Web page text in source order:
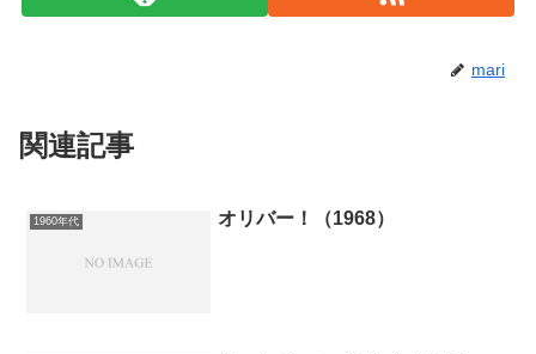
mari
関連記事
1960年代 オリバー！（1968）